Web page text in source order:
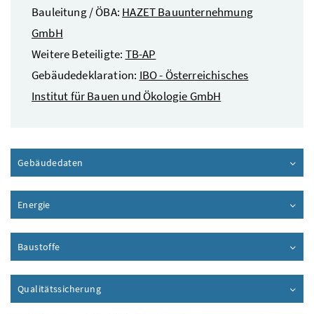
Bauleitung / ÖBA: HAZET Bauunternehmung
GmbH
Weitere Beteiligte: TB-AP
Gebäudedeklaration: IBO - Österreichisches
Institut für Bauen und Ökologie GmbH
Gebäudedaten
Energie
Baustoffe
QualitätssicherungInhalt aufklappen